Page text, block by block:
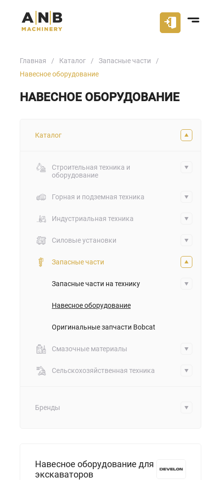
Главная Каталог
Запасные части
Навесное оборудование
НАВЕСНОЕ ОБОРУДОВАНИЕ
Каталог
Строительная техника и
оборудование
Горная и подземная техника
Индустриальная техника
Силовые установки
Запасные части
Запасные части на технику
Навесное оборудование
Оригинальные запчасти Bobcat
Смазочные материалы
Сельскохозяйственная техника
Бренды
Навесное оборудование для
экскаваторов